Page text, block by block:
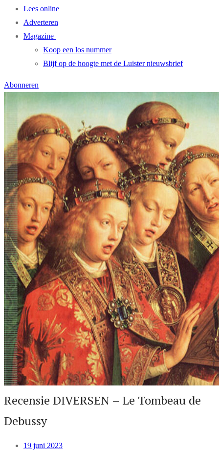
Lees online
Adverteren
Magazine
Koop een los nummer
Blijf op de hoogte met de Luister nieuwsbrief
Abonneren
Recensie DIVERSEN – Le Tombeau de
Debussy
19 juni 2023